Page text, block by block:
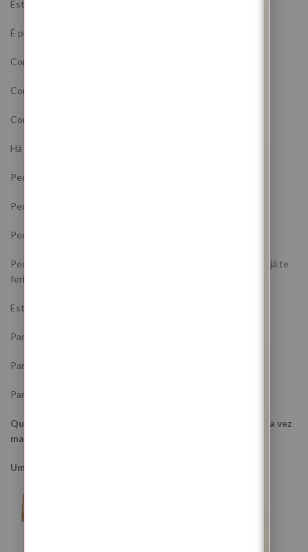
Esta Lua Nova vem lembrar-te que não basta querer avançar.
É preciso avançar com a energia limpa.
Com o coração mais protegido.
Com a alma mais segura.
Com os caminhos mais alinhados.
Há fases em que a vida não pede apenas coragem.
Pede cuidado.
Pede proteção.
Pede cura.
Pede que deixes de caminhar com o peso de tudo aquilo que já te
feriu.
Este ritual nasce precisamente para isso.
Para abrir caminhos.
Para proteger a tua energia.
Para ajudar a curar o que ainda te impede de confiar na vida.
Que esta Lua Nova te ajude a começar de novo, mas desta vez
mais inteira, mais protegida e mais fiel a ti.
Um beijinho de Luz,